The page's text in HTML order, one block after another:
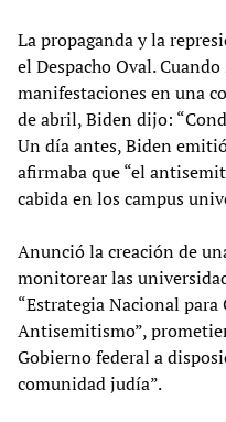
La propaganda y la
el Despacho Oval.
manifestaciones en una
de abril, Biden dijo:
Un día antes, Biden
afirmaba que “el
cabida en los campus
Anunció la creación de
monitorear las
“Estrategia Nacional
Antisemitismo”,
Gobierno federal a
comunidad judía”.